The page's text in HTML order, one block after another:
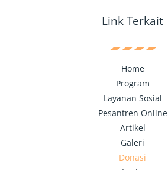
Link Terkait
Home
Program
Layanan Sosial
Pesantren Online
Artikel
Galeri
Donasi